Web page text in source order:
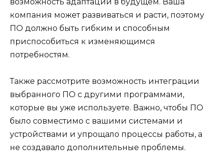
компания может развиваться и расти, поэтому
ПО должно быть гибким и способным
приспособиться к изменяющимся
потребностям.
Также рассмотрите возможность интеграции
выбранного ПО с другими программами,
которые вы уже используете. Важно, чтобы ПО
было совместимо с вашими системами и
устройствами и упрощало процессы работы, а
не создавало дополнительные проблемы.